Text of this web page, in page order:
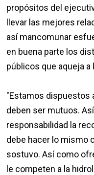
propósitos del
llevar las mejores
así mancomunar
en buena parte los
públicos que aqueja
"Estamos dispuestos
deben ser mutuos.
responsabilidad la
debe hacer lo mismo
sostuvo. Así como
le competen a la